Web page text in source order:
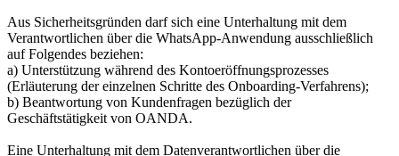
Aus Sicherheitsgründen darf sich eine Unterhaltung mit dem
Verantwortlichen über die WhatsApp-Anwendung ausschließlich
auf Folgendes beziehen:
a) Unterstützung während des Kontoeröffnungsprozesses
(Erläuterung der einzelnen Schritte des Onboarding-Verfahrens);
b) Beantwortung von Kundenfragen bezüglich der
Geschäftstätigkeit von OANDA.
Eine Unterhaltung mit dem Datenverantwortlichen über die